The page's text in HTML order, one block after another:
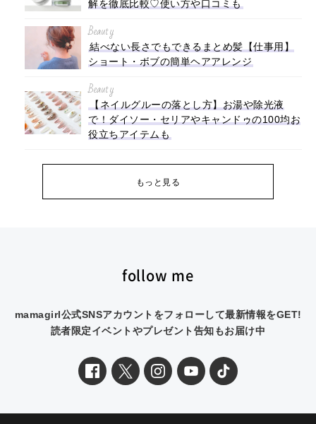
解を徹底比較♡使い方や口コミも
Beauty
結べない長さでもできるまとめ髪【仕事用】
ショート・ボブの簡単ヘアアレンジ
Beauty
【ネイルグルーの落とし方】お湯や除光液
で！ダイソー・セリアやキャンドゥの100均お
役立ちアイテムも
もっと見る
follow me
mamagirl公式SNSアカウントをフォローして最新情報をGET!
読者限定イベントやプレゼント告知もお届け中